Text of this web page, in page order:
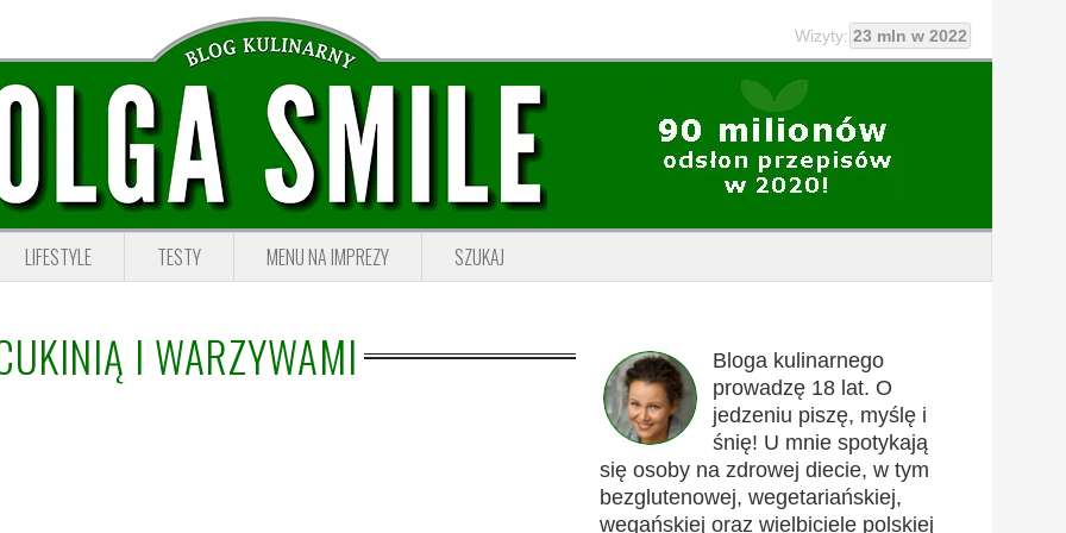
Wizyty: 23 mln w 2022
LIFESTYLE TESTY MENU NA IMPREZY SZUKAJ
I WARZYWAMI
Bloga kulinarnego
prowadzę 18 lat. O
jedzeniu piszę, myślę i
śnię! U mnie spotykają
się osoby na zdrowej diecie, w tym
bezglutenowej, wegetariańskiej,
wegańskiej oraz wielbiciele polskiej